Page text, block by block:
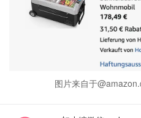
图片来自于